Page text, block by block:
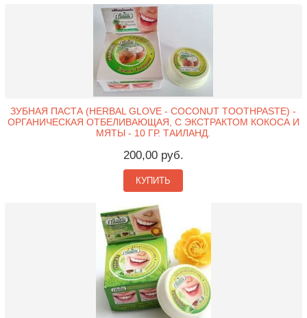
ЗУБНАЯ ПАСТА (HERBAL GLOVE - COCONUT TOOTHPASTE) -
ОРГАНИЧЕСКАЯ ОТБЕЛИВАЮЩАЯ, С ЭКСТРАКТОМ КОКОСА И
МЯТЫ - 10 ГР. ТАИЛАНД.
200,00 руб.
КУПИТЬ